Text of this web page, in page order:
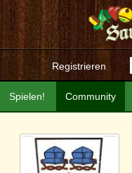
Registrieren
Community
Spielen!